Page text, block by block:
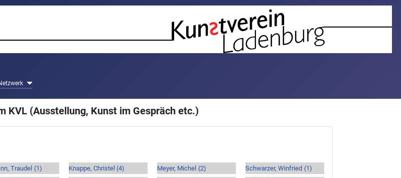
KVL (Ausstellung, Kunst im Gespräch etc.)
Traudel (1)
Knappe, Christel (4)
Meyer, Michel (2)
Schwarzer, Winfried (1)